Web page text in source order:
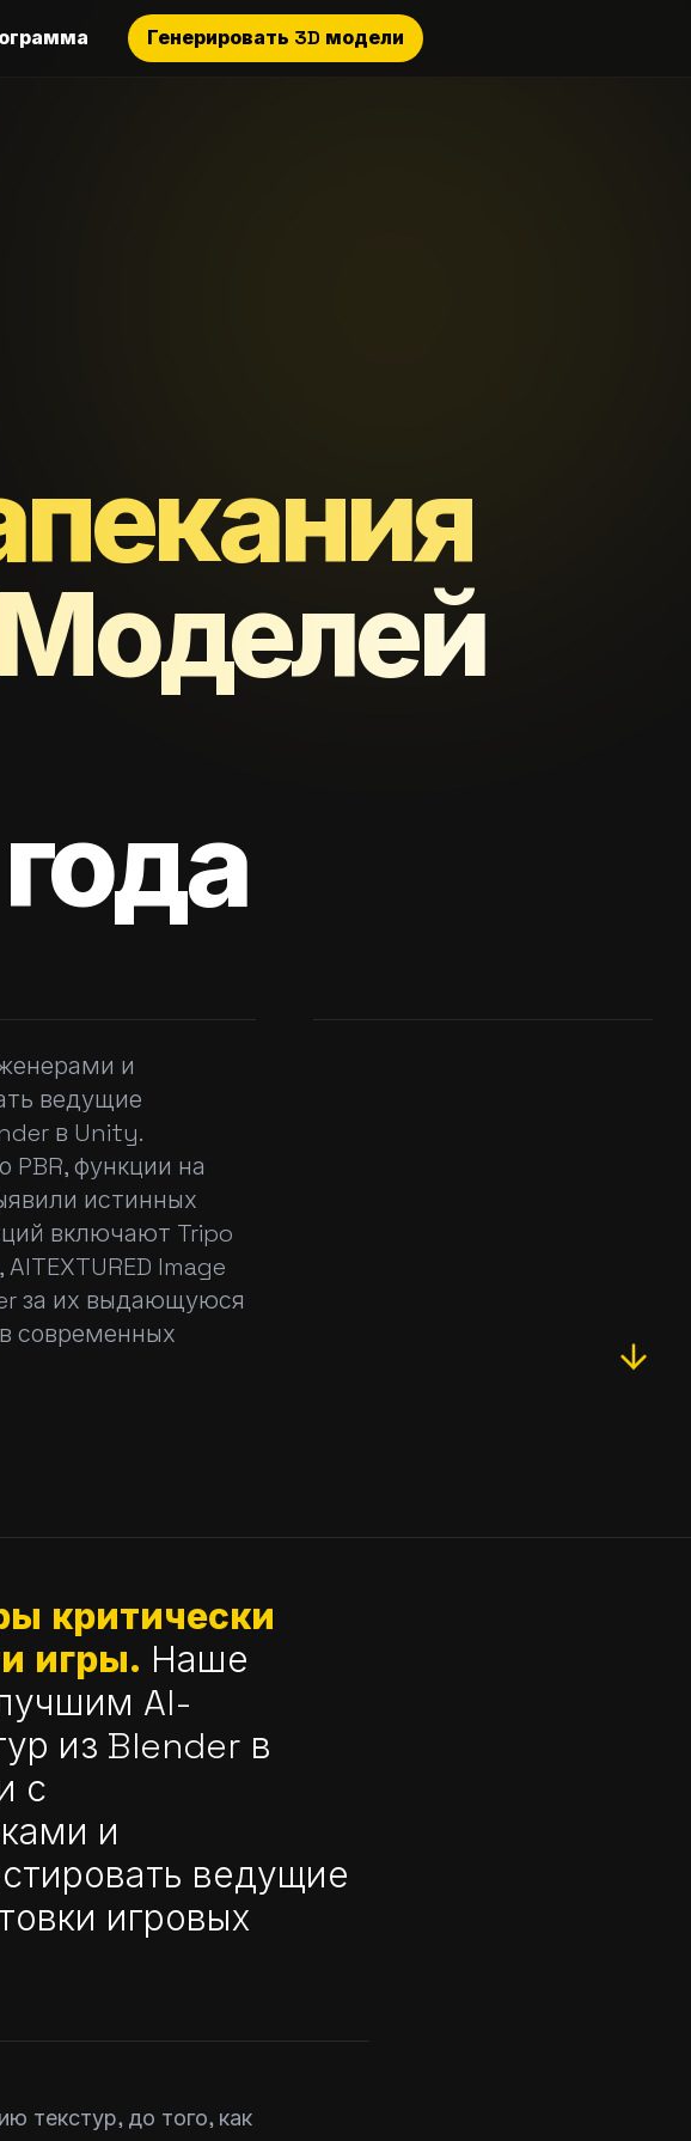
Генерировать 3D модели
Моделей
и
ведущие
в Unity.
PBR, функции на
истинных
включают Tripo
Image
за их выдающуюся
современных
критически
игры. Наше
AI-
из Blender в
с
и
ведущие
игровых
текстур, до того, как